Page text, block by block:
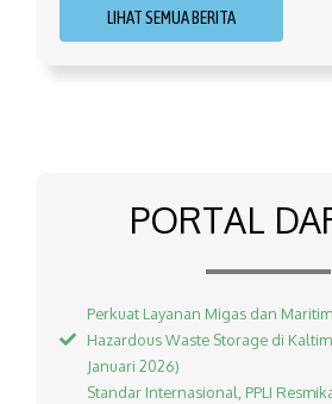
LIHAT SEMUA BERITA
PORTAL
Perkuat Layanan Migas dan
Hazardous Waste Storage di
Januari 2026)
Standar Internasional, PPLI